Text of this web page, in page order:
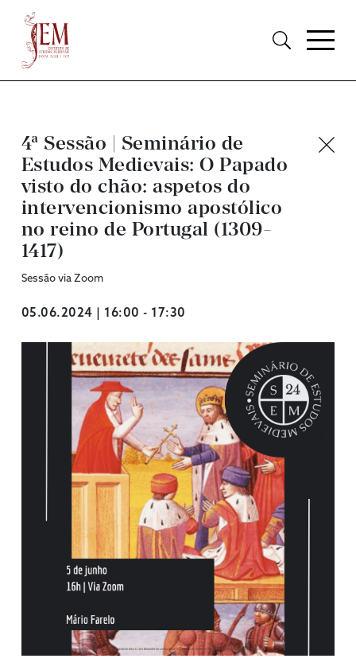
4ª Sessão | Seminário de
Estudos Medievais: O Papado
visto do chão: aspetos do
intervencionismo apostólico
no reino de Portugal (1309-
1417)
Sessão via Zoom
05.06.2024 | 16:00 - 17:30